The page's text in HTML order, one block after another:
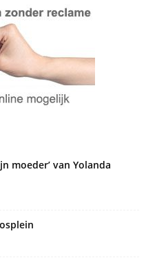
moeder’ van Yolanda